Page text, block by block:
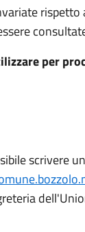
rispetto
per
scrivere